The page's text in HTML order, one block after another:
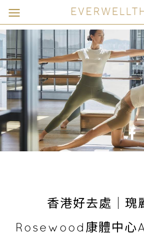
香港好去處｜瑰
Rosewood康體中心